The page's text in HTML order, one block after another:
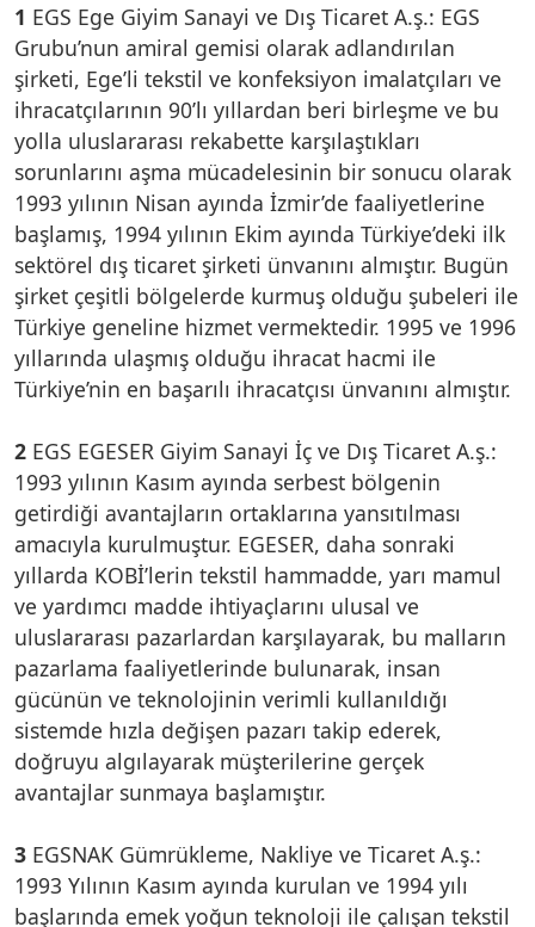
1 EGS Ege Giyim Sanayi ve Dış Ticaret A.ş.: EGS
Grubu’nun amiral gemisi olarak adlandırılan
şirketi, Ege’li tekstil ve konfeksiyon imalatçıları ve
ihracatçılarının 90’lı yıllardan beri birleşme ve bu
yolla uluslararası rekabette karşılaştıkları
sorunlarını aşma mücadelesinin bir sonucu olarak
1993 yılının Nisan ayında İzmir’de faaliyetlerine
başlamış, 1994 yılının Ekim ayında Türkiye’deki ilk
sektörel dış ticaret şirketi ünvanını almıştır. Bugün
şirket çeşitli bölgelerde kurmuş olduğu şubeleri ile
Türkiye geneline hizmet vermektedir. 1995 ve 1996
yıllarında ulaşmış olduğu ihracat hacmi ile
Türkiye’nin en başarılı ihracatçısı ünvanını almıştır.
2 EGS EGESER Giyim Sanayi İç ve Dış Ticaret A.ş.:
1993 yılının Kasım ayında serbest bölgenin
getirdiği avantajların ortaklarına yansıtılması
amacıyla kurulmuştur. EGESER, daha sonraki
yıllarda KOBİ’lerin tekstil hammadde, yarı mamul
ve yardımcı madde ihtiyaçlarını ulusal ve
uluslararası pazarlardan karşılayarak, bu malların
pazarlama faaliyetlerinde bulunarak, insan
gücünün ve teknolojinin verimli kullanıldığı
sistemde hızla değişen pazarı takip ederek,
doğruyu algılayarak müşterilerine gerçek
avantajlar sunmaya başlamıştır.
3 EGSNAK Gümrükleme, Nakliye ve Ticaret A.ş.:
1993 Yılının Kasım ayında kurulan ve 1994 yılı
başlarında emek yoğun teknoloji ile çalışan tekstil